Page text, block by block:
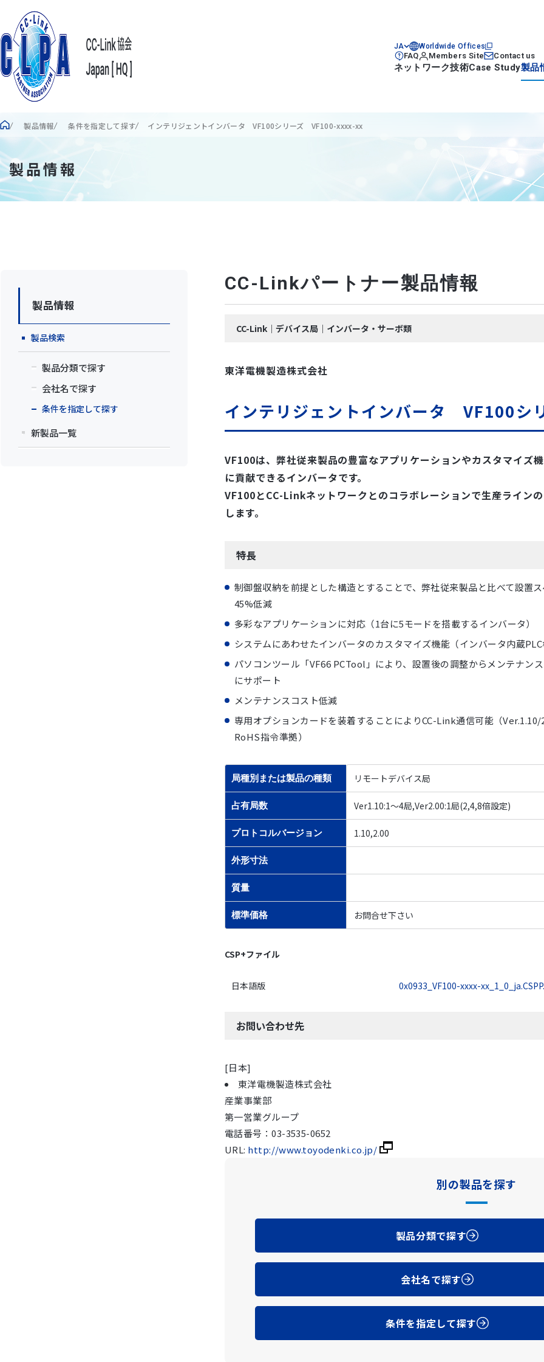
JA Worldwide Offices
FAQ Members Site Contact us
ネットワーク技術Case Study製品
製品情報 条件を指定して探す インテリジェントインバータ VF100シリーズ VF100-xxxx-xx
製品情報
製品情報
製品検索
製品分類で探す
会社名で探す
条件を指定して探す
新製品一覧
CC-Linkパートナー製品情報
CC-Link｜デバイス局｜インバータ・サーボ類
東洋電機製造株式会社
インテリジェントインバータ VF100
VF100は、弊社従来製品の豊富なアプリケーションやカスタマイズ
に貢献できるインバータです。
VF100とCC-Linkネットワークとのコラボレーションで生産ライン
します。
特長
制御盤収納を前提とした構造とすることで、弊社従来製品と比べて設置
45%低減
多彩なアプリケーションに対応（1台に5モードを搭載するインバータ）
システムにあわせたインバータのカスタマイズ機能（インバータ内蔵
パソコンツール「VF66 PCTool」により、設置後の調整からメンテナン
にサポート
メンテナンスコスト低減
専用オプションカードを装着することによりCC-Link通信可能（Ver.1.10/
RoHS指令準拠）
局種別または製品の種類 リモートデバイス局
占有局数 Ver1.10:1～4局,Ver2.00:1局(2,4,8倍設定)
プロトコルバージョン 1.10,2.00
外形寸法
質量
標準価格 お問合せ下さい
CSP+ファイル
日本語版 0x0933_VF100-xxxx-
お問い合わせ先
[日本]
東洋電機製造株式会社
産業事業部
第一営業グループ
電話番号：03-3535-0652
URL: http://www.toyodenki.co.jp/
別の製品を探す
製品分類で探す
会社名で探す
条件を指定して探す